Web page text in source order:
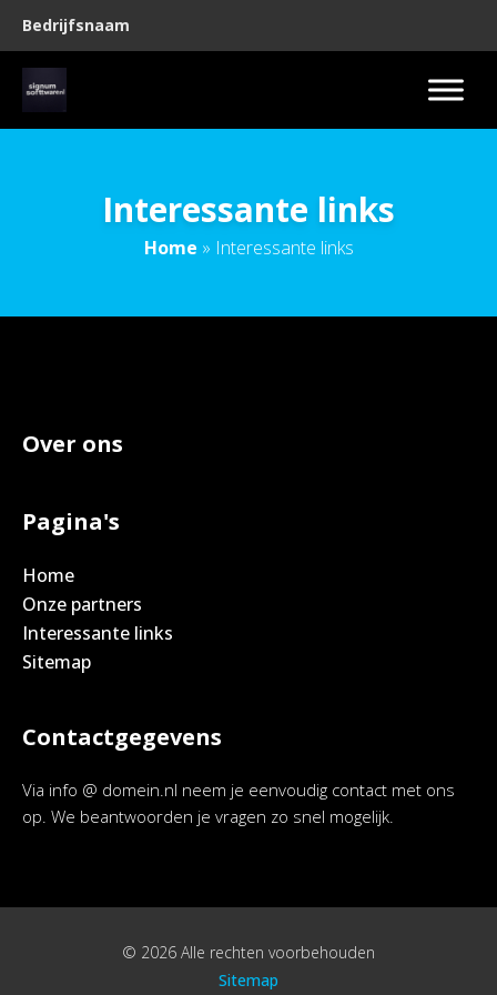
Bedrijfsnaam
Interessante links
Home » Interessante links
Over ons
Pagina's
Home
Onze partners
Interessante links
Sitemap
Contactgegevens
Via info @ domein.nl neem je eenvoudig contact met ons
op. We beantwoorden je vragen zo snel mogelijk.
© 2026 Alle rechten voorbehouden
Sitemap